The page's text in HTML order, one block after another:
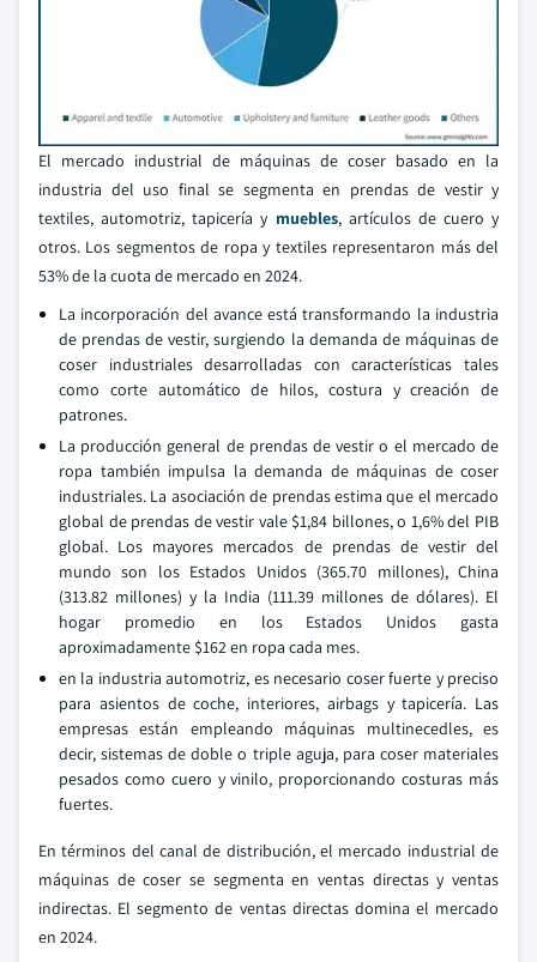
El mercado industrial de máquinas de coser basado en la
industria del uso final se segmenta en prendas de vestir y
textiles, automotriz, tapicería y muebles, artículos de cuero y
otros. Los segmentos de ropa y textiles representaron más del
53% de la cuota de mercado en 2024.
La incorporación del avance está transformando la industria
de prendas de vestir, surgiendo la demanda de máquinas de
coser industriales desarrolladas con características tales
como corte automático de hilos, costura y creación de
patrones.
La producción general de prendas de vestir o el mercado de
ropa también impulsa la demanda de máquinas de coser
industriales. La asociación de prendas estima que el mercado
global de prendas de vestir vale $1,84 billones, o 1,6% del PIB
global. Los mayores mercados de prendas de vestir del
mundo son los Estados Unidos (365.70 millones), China
(313.82 millones) y la India (111.39 millones de dólares). El
hogar promedio en los Estados Unidos gasta
aproximadamente $162 en ropa cada mes.
en la industria automotriz, es necesario coser fuerte y preciso
para asientos de coche, interiores, airbags y tapicería. Las
empresas están empleando máquinas multinecedles, es
decir, sistemas de doble o triple aguja, para coser materiales
pesados como cuero y vinilo, proporcionando costuras más
fuertes.
En términos del canal de distribución, el mercado industrial de
máquinas de coser se segmenta en ventas directas y ventas
indirectas. El segmento de ventas directas domina el mercado
en 2024.